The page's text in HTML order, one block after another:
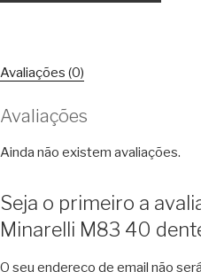
Avaliações (0)
Avaliações
Ainda não existem avaliações.
Seja o primeiro a
Minarelli M83 40
O seu endereço de email não